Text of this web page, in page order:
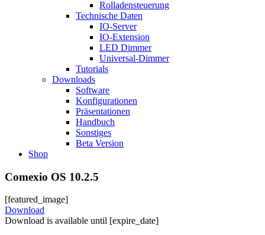
Rolladensteuerung
Technische Daten
IO-Server
IO-Extension
LED Dimmer
Universal-Dimmer
Tutorials
Downloads
Software
Konfigurationen
Präsentationen
Handbuch
Sonstiges
Beta Version
Shop
Comexio OS 10.2.5
[featured_image]
Download
Download is available until [expire_date]